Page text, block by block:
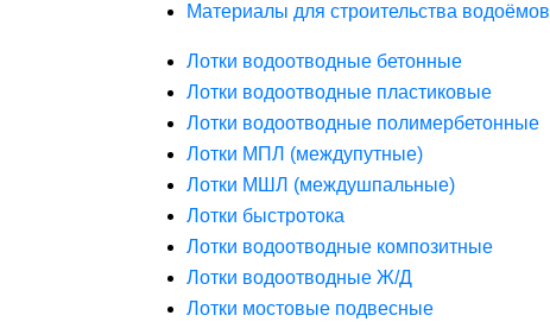
Материалы для строительства водоёмов
Лотки водоотводные бетонные
Лотки водоотводные пластиковые
Лотки водоотводные полимербетонные
Лотки МПЛ (междупутные)
Лотки МШЛ (междушпальные)
Лотки быстротока
Лотки водоотводные композитные
Лотки водоотводные Ж/Д
Лотки мостовые подвесные